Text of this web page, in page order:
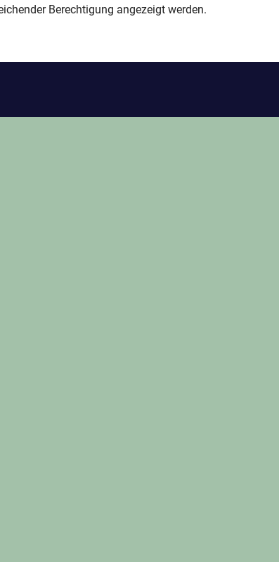
Berechtigung angezeigt werden.